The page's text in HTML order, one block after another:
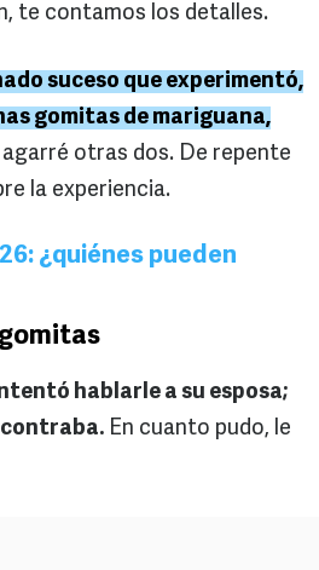
te contamos los detalles.
suceso que experimentó,
gomitas de mariguana,
otras dos. De repente
la experiencia.
¿quiénes pueden
hablarle a su esposa;
En cuanto pudo, le